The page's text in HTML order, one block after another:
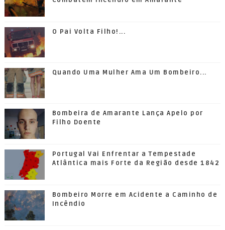
O Pai Volta Filho!...
Quando Uma Mulher Ama Um Bombeiro...
Bombeira de Amarante Lança Apelo por
Filho Doente
Portugal Vai Enfrentar a Tempestade
Atlântica mais Forte da Região desde 1842
Bombeiro Morre em Acidente a Caminho de
Incêndio